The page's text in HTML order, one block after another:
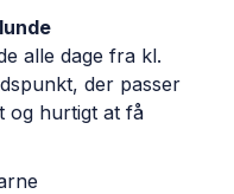
alle dage fra kl.
der passer
og hurtigt at få